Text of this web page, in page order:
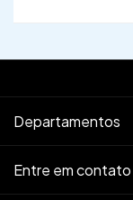
Departamentos
Entre em contato